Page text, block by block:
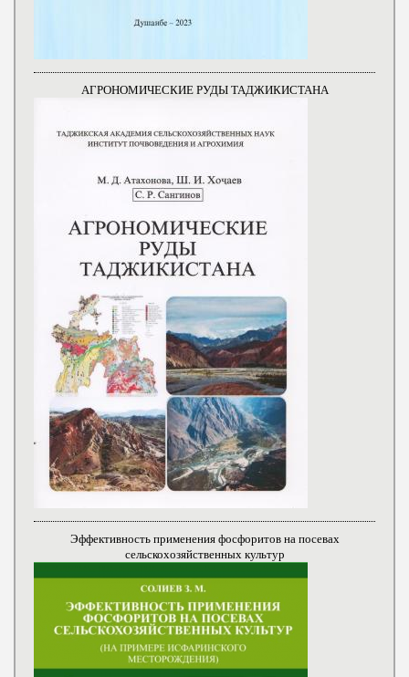
АГРОНОМИЧЕСКИЕ РУДЫ ТАДЖИКИСТАНА
Эффективность применения фосфоритов на посевах
сельскохозяйственных культур